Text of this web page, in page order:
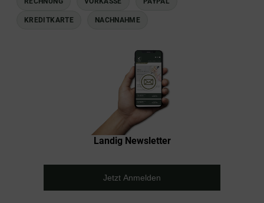
KREDITKARTE NACHNAHME
Landig Newsletter
Jetzt Anmelden